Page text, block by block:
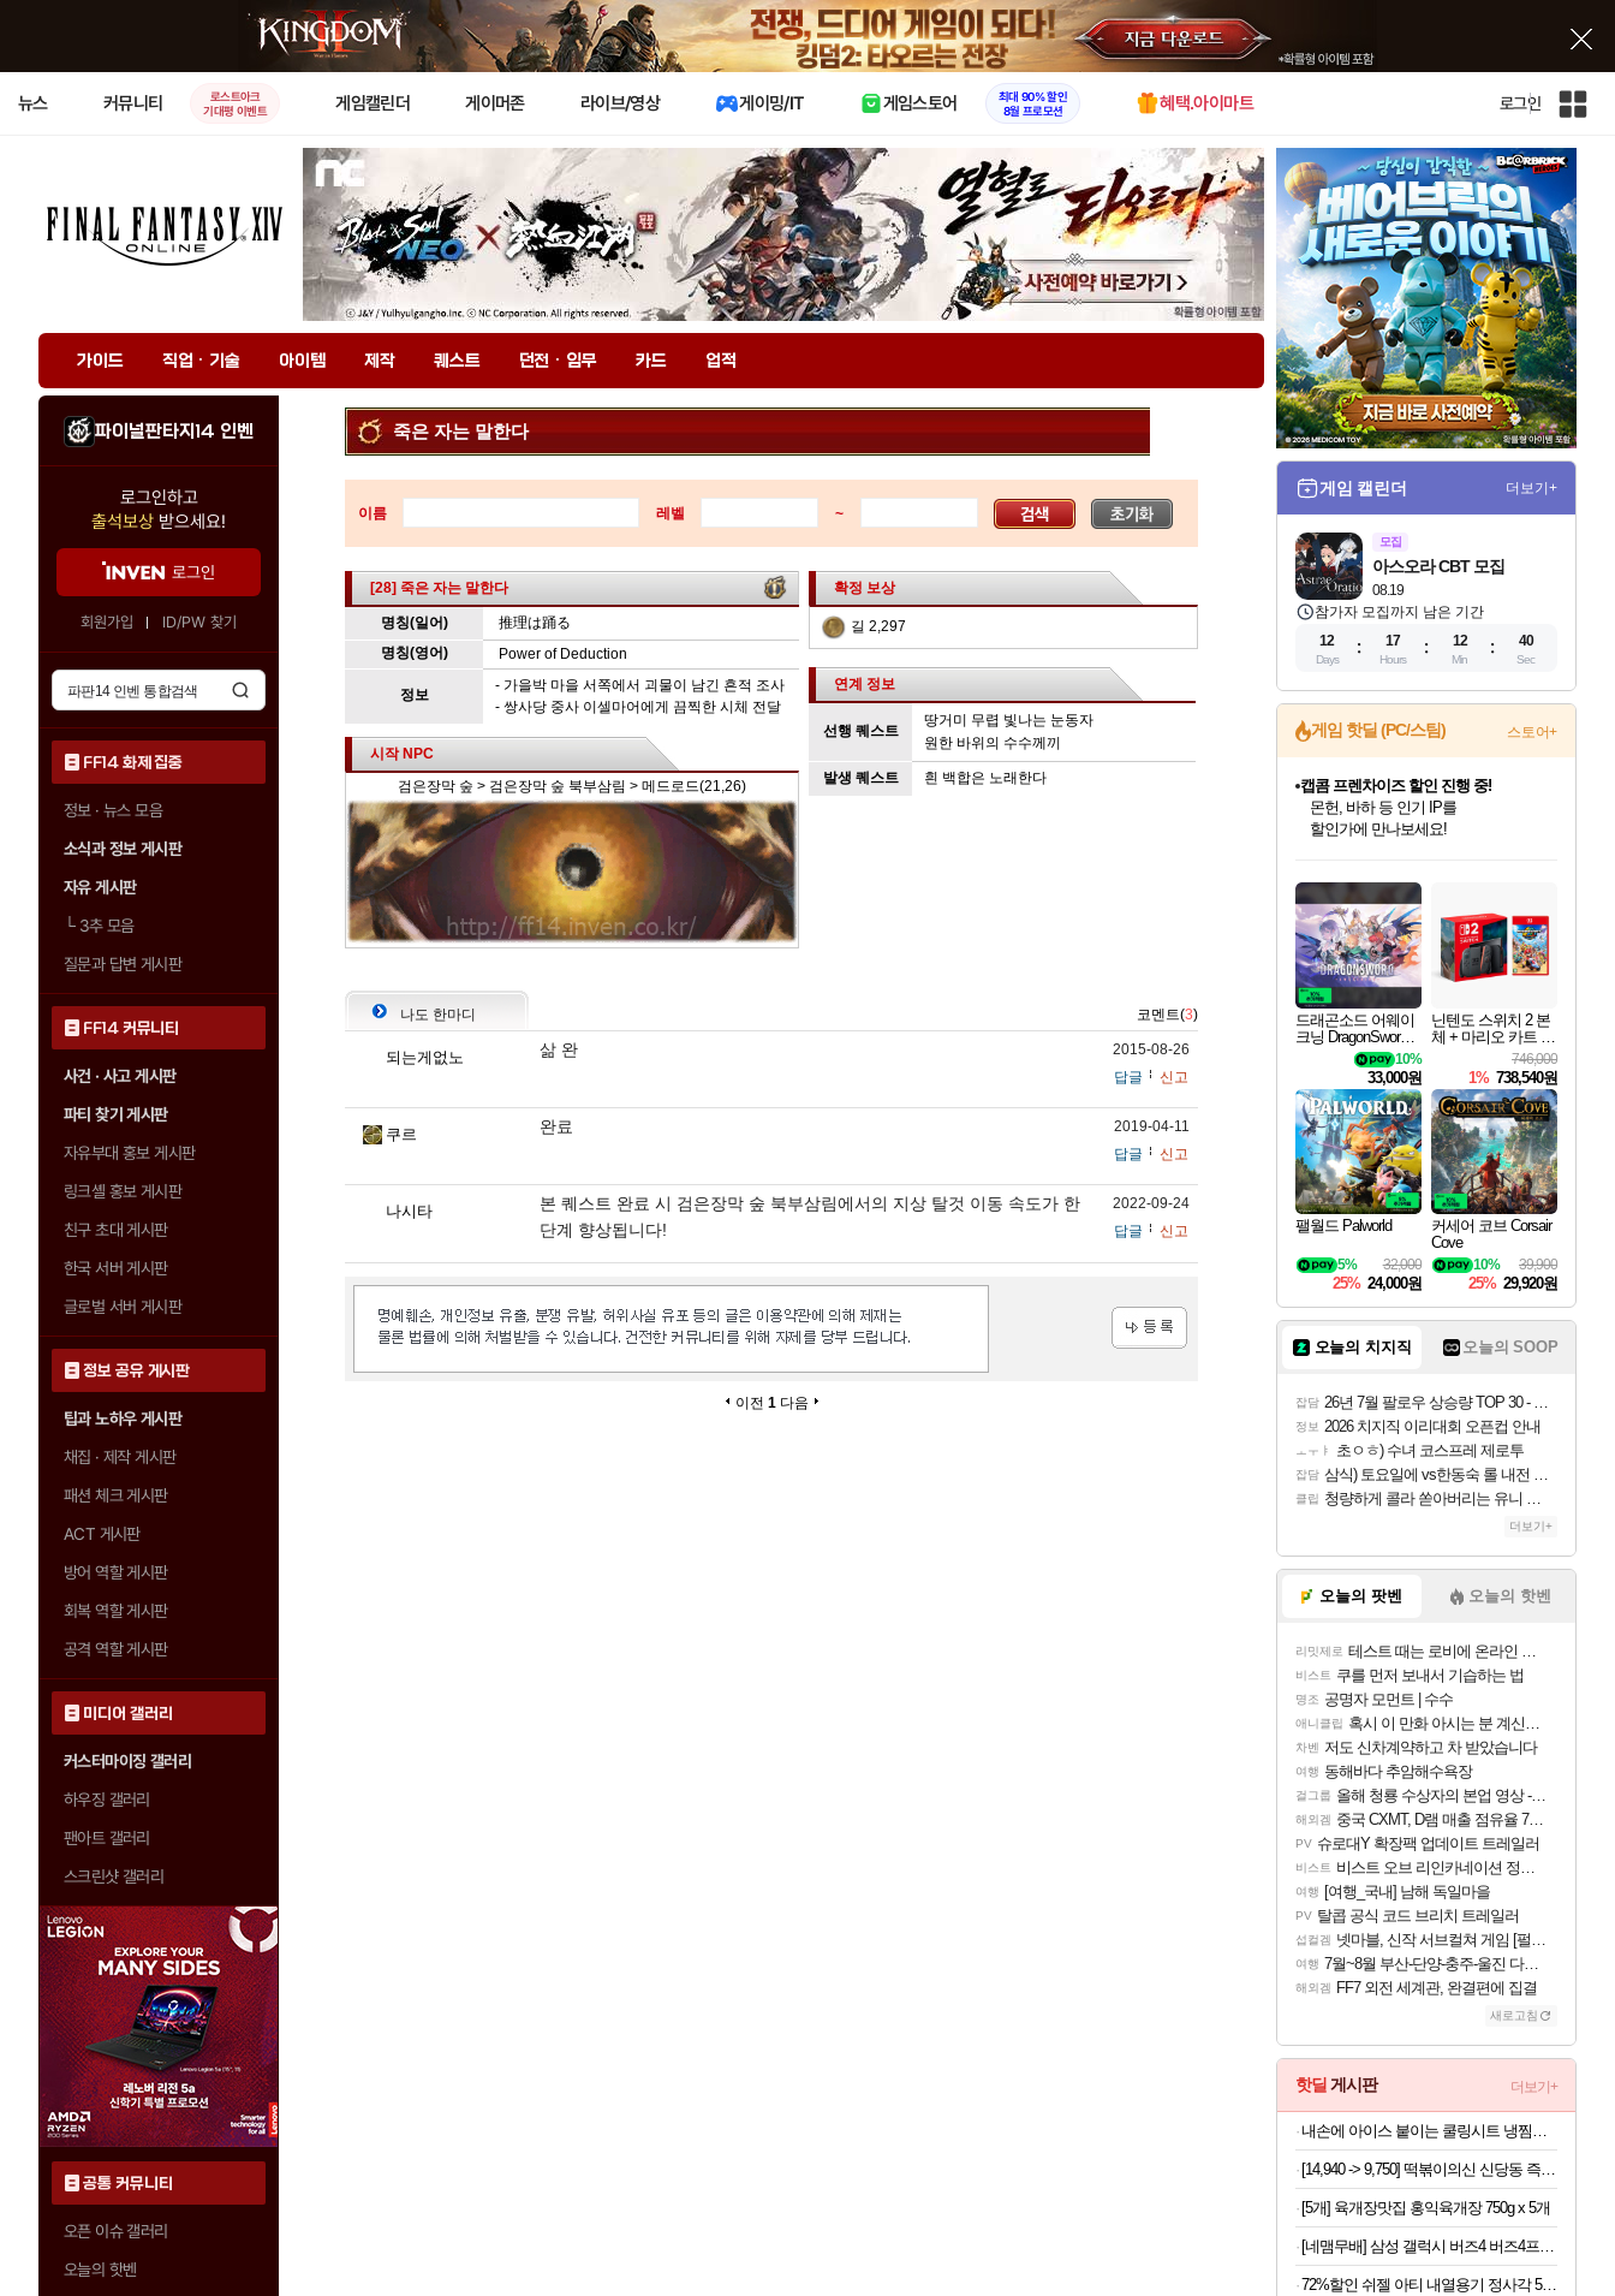
X
뉴스 커뮤니티
로스트아크
기대평 이벤트
게임캘린더 게이머존 라이브/영상 게이밍/IT 게임스토어
최대 90% 할인
8월 프로모션
혜택.아이마트 로그인
인
사
이
트
맵
가이드 직업 · 기술 아이템 제작 퀘스트 던전 · 임무 카드 업적
파이널판타지14 인벤
로그인하고
출석보상 받으세요!
로그인
회원가입 ID/PW 찾기
FF14 화제 집중
정보 · 뉴스 모음
소식과 정보 게시판
자유 게시판
└3추 모음
질문과 답변 게시판
FF14 커뮤니티
사건 · 사고 게시판
파티 찾기 게시판
자유부대 홍보 게시판
링크셸 홍보 게시판
친구 초대 게시판
한국 서버 게시판
글로벌 서버 게시판
정보 공유 게시판
팁과 노하우 게시판
채집 · 제작 게시판
패션 체크 게시판
ACT 게시판
방어 역할 게시판
회복 역할 게시판
공격 역할 게시판
미디어 갤러리
커스터마이징 갤러리
하우징 갤러리
팬아트 갤러리
스크린샷 갤러리
공통 커뮤니티
오픈 이슈 갤러리
오늘의 핫벤
죽은 자는 말한다
이름 레벨 ~
[28] 죽은 자는 말한다
명칭(일어)
推理は踊る
명칭(영어)
Power of Deduction
정보
- 가을박 마을 서쪽에서 괴물이 남긴 흔적 조사
- 쌍사당 중사 이셀마어에게 끔찍한 시체 전달
시작 NPC
검은장막 숲 > 검은장막 숲 북부삼림 > 메드로드(21,26)
확정 보상
길 2,297
연계 정보
선행 퀘스트
땅거미 무렵 빛나는 눈동자
원한 바위의 수수께끼
발생 퀘스트 흰 백합은 노래한다
나도 한마디 코멘트(3)
되는게없노 삶 완
2015-08-26
답글
신고
쿠르 완료
2019-04-11
답글
신고
나시타
본 퀘스트 완료 시 검은장막 숲 북부삼림에서의 지상 탈것 이동 속도가 한
단계 향상됩니다!
2022-09-24
답글
신고
이전 1 다음
게임 캘린더 더보기+
모집
08.19
아스오라 CBT 모집
참가자 모집까지 남은 기간
12
Days
17
Hours
12
Min
39
Sec
게임 핫딜 (PC/스팀) 스토어+
최대 90% 할인가를 만나보세요!
네이버혜택과 함께 만나보세요!
50%할인&추가 적립까지!
이니&베니 혜택까지!
네이버 혜택가와 함께 예약하세요!
할인&네이버혜택으로 만나보세요!
네이버페이 혜택과 만나보세요!
40주년 프로모션으로 만나보세요!
네이버 포인트 혜택까지!
캡콤 프렌차이즈 할인 진행 중!
몬헌, 바하 등 인기 IP를
할인가에 만나보세요!
일부 에디션 상시 할인!
혜택으로 예약 판매 중
편안하게 충전하세요
드래곤소드 어웨이
크닝 DragonSword A
10%
33,000원
닌텐도 스위치 2 본
체 + 마리오 카트 월
746,000
1% 738,540원
팰월드 Palworld
32,000
5%
25% 24,000원
커세어 코브 Corsair
Cove
39,900
10%
25% 29,920원
오늘의 치지직 오늘의 SOOP
잡담 26년 7월 팔로우 상승량 TOP 30 - 월간 치지직
정보 2026 치지직 이리대회 오픈컵 안내
ㅗㅜㅑ 초ㅇㅎ) 수녀 코스프레 제로투
잡담 삼식) 토요일에 vs한동숙 롤 내전 예정
클립 청량하게 콜라 쏟아버리는 유니 ㅋㅋㅋ
더보기+
오늘의 팟벤 오늘의 핫벤
리밋제로 테스트 때는 로비에 온라인 기능이 있는데
비스트 쿠를 먼저 보내서 기습하는 법
명조 공명자 모먼트 | 수수
애니클립 혹시 이 만화 아시는 분 계신가요
차벤 저도 신차계약하고 차 받았습니다
여행 동해바다 추암해수욕장
걸그룹 올해 청룡 수상자의 본업 영상 - 스테이씨 윤
해외겜 중국 CXMT, D램 매출 점유율 7%…글로벌 4위로 부상
PV 슈로대Y 확장팩 업데이트 트레일러
비스트 비스트 오브 리인카네이션 정보/공략글 모음
여행 [여행_국내] 남해 독일마을
PV 탈콥 공식 코드 브리치 트레일러
섭컬겜 넷마블, 신작 서브컬쳐 게임 [펄 인 블루] 티저 사이트 오픈
여행 7월~8월 부산-단양-충주-울진 다녀왔어요~
해외겜 FF7 외전 세계관, 완결편에 집결
새로고침
핫딜 게시판 더보기+
[5개] 육개장맛집 홍익육개장 750g x 5개
72%할인 쉬젤 아티 내열용기 정사각 5종 세트, 320ml 3개 + 520ml 2개, 1세트